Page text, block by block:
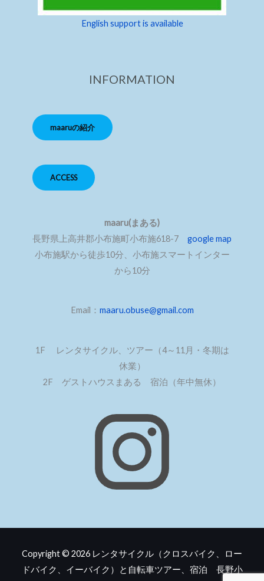
English support is available
INFORMATION
maaruの紹介
ACCESS
maaru(まある)
長野県上高井郡小布施町小布施618-7 google map
小布施駅から徒歩10分、小布施スマートインター
から10分
Email： maaru.obuse@gmail.com
1F レンタサイクル、ツアー（4～11月・冬期は
休業）
2F ゲストハウスまある 宿泊（年中無休）
Copyright © 2026 レンタサイクル（クロスバイク、ロー
ドバイク、イーバイク）と自転車ツアー、宿泊 長野小